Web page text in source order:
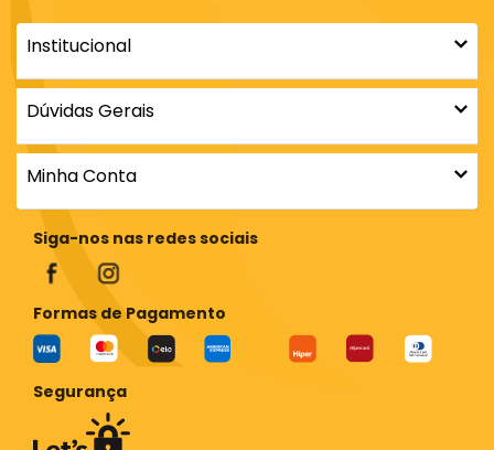
Institucional
Dúvidas Gerais
Minha Conta
Siga-nos nas redes sociais
Formas de Pagamento
Segurança